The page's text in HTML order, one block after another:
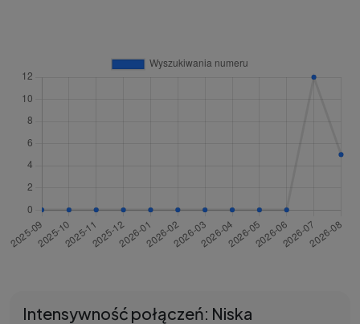
Intensywność połączeń: Niska